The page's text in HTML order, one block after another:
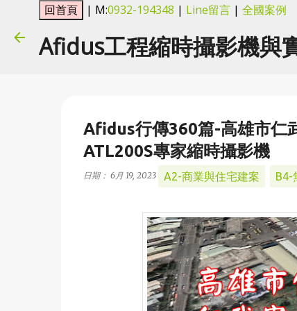
| M:0932-194348 | Line留言 | 全國案例
Afidus工程縮時攝影機與
Afidus行傳360篇-高雄市仁
ATL200S專家縮時攝影機
日期： 6月 19, 2023 A2-商業與住宅建案 B4-